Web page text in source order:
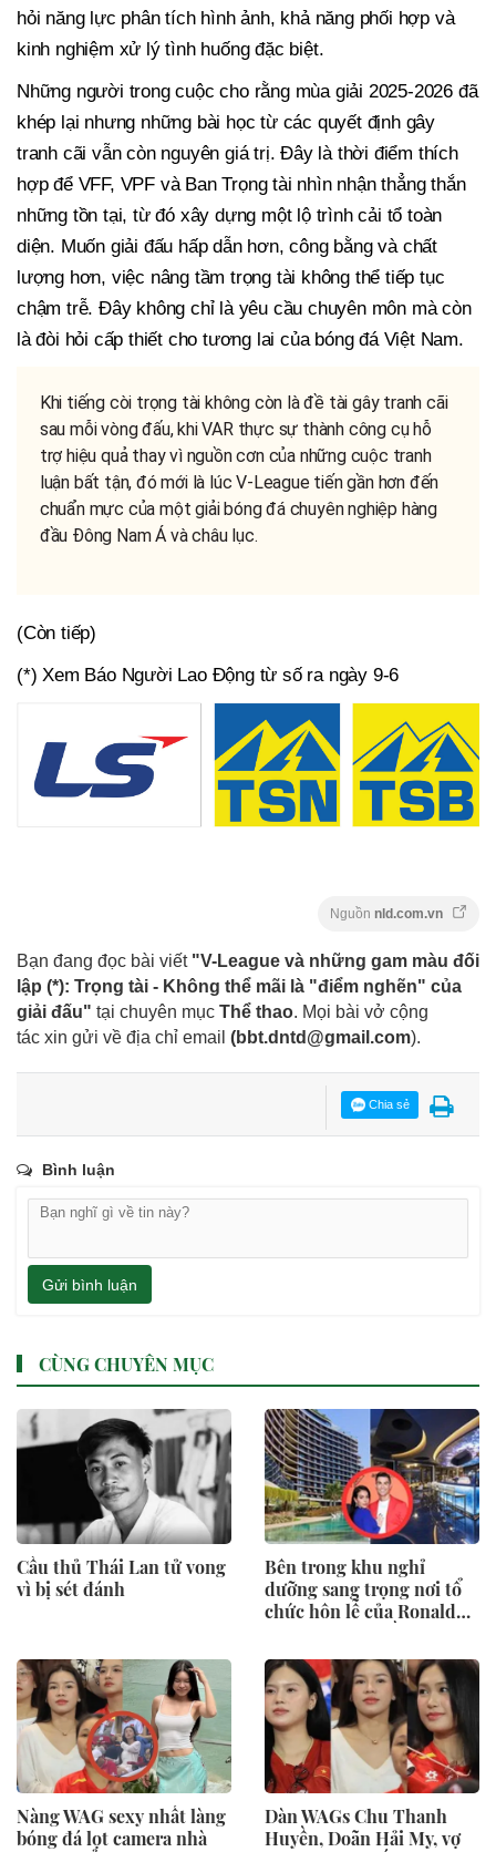
hỏi năng lực phân tích hình ảnh, khả năng phối hợp và
kinh nghiệm xử lý tình huống đặc biệt.
Những người trong cuộc cho rằng mùa giải 2025-2026 đã
khép lại nhưng những bài học từ các quyết định gây
tranh cãi vẫn còn nguyên giá trị. Đây là thời điểm thích
hợp để VFF, VPF và Ban Trọng tài nhìn nhận thẳng thắn
những tồn tại, từ đó xây dựng một lộ trình cải tổ toàn
diện. Muốn giải đấu hấp dẫn hơn, công bằng và chất
lượng hơn, việc nâng tầm trọng tài không thể tiếp tục
chậm trễ. Đây không chỉ là yêu cầu chuyên môn mà còn
là đòi hỏi cấp thiết cho tương lai của bóng đá Việt Nam.
Khi tiếng còi trọng tài không còn là đề tài gây tranh cãi
sau mỗi vòng đấu, khi VAR thực sự thành công cụ hỗ
trợ hiệu quả thay vì nguồn cơn của những cuộc tranh
luận bất tận, đó mới là lúc V-League tiến gần hơn đến
chuẩn mực của một giải bóng đá chuyên nghiệp hàng
đầu Đông Nam Á và châu lục.
(Còn tiếp)
(*) Xem Báo Người Lao Động từ số ra ngày 9-6
Nguồn nld.com.vn
Bạn đang đọc bài viết "V-League và những gam màu đối
lập (*): Trọng tài - Không thể mãi là "điểm nghẽn" của
giải đấu" tại chuyên mục Thể thao. Mọi bài vở cộng
tác xin gửi về địa chỉ email (bbt.dntd@gmail.com).
Chia sẻ
Bình luận
Gửi bình luận
CÙNG CHUYÊN MỤC
Cầu thủ Thái Lan tử vong
vì bị sét đánh
Bên trong khu nghỉ
dưỡng sang trọng nơi tổ
chức hôn lễ của Ronaldo -
triệu đồng/đêm, có quản
gia riêng và hồ bơi vô cực
Nàng WAG sexy nhất làng
bóng đá lọt camera nhà
Dàn WAGs Chu Thanh
Huyền, Doãn Hải My, vợ